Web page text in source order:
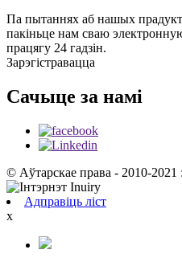
Па пытаннях аб нашых
пакіньце нам сваю
працягу 24 гадзін.
Зарэгістравацца
Сачыце за намі
© Аўтарскае права - 2010-
Адправіць ліст
x